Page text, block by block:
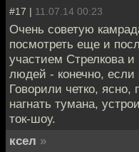
#17 | 11.07.14 00:23
Очень советую
посмотреть еще и
участием Стрелкова
людей - конечно, если
Говорили четко, ясно,
нагнать тумана,
ток-шоу.
ксел »